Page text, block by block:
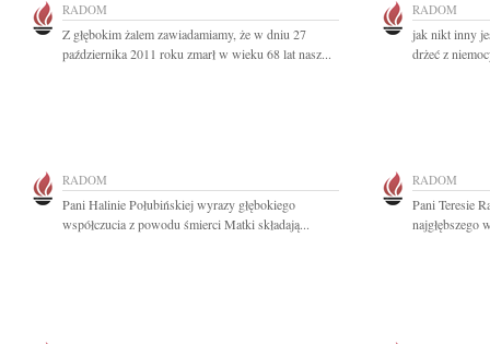
RADOM
Z głębokim żalem zawiadamiamy, że w dniu 27
października 2011 roku zmarł w wieku 68 lat nasz...
RADOM
jak nikt inny
drżeć z
RADOM
Pani Halinie Połubińskiej wyrazy głębokiego
współczucia z powodu śmierci Matki składają...
RADOM
Pani Teresie
najgłębszego